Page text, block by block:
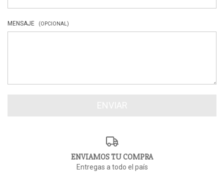
MENSAJE (OPCIONAL)
ENVIAMOS TU COMPRA
Entregas a todo el país